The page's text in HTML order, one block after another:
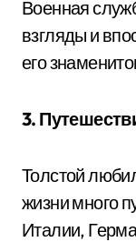
Военная
взгляды и
его
3.
Толстой
жизни много
Италии,